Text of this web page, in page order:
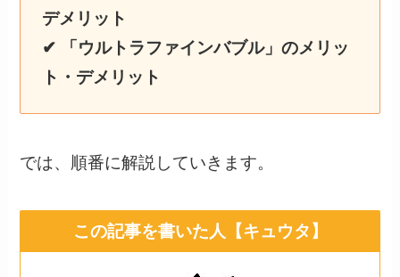
デメリット
✔ 「ウルトラファインバブル」のメリッ
ト・デメリット
では、順番に解説していきます。
この記事を書いた人【キュウタ】